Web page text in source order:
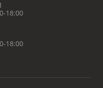
18:00
18:00